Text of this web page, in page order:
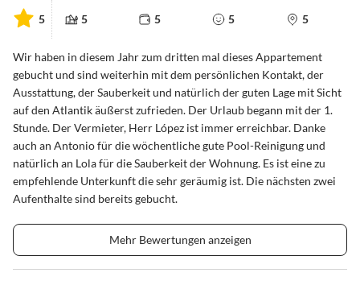
5 5 5 5 5
Wir haben in diesem Jahr zum dritten mal dieses Appartement
gebucht und sind weiterhin mit dem persönlichen Kontakt, der
Ausstattung, der Sauberkeit und natürlich der guten Lage mit Sicht
auf den Atlantik äußerst zufrieden. Der Urlaub begann mit der 1.
Stunde. Der Vermieter, Herr López ist immer erreichbar. Danke
auch an Antonio für die wöchentliche gute Pool-Reinigung und
natürlich an Lola für die Sauberkeit der Wohnung. Es ist eine zu
empfehlende Unterkunft die sehr geräumig ist. Die nächsten zwei
Aufenthalte sind bereits gebucht.
Mehr Bewertungen anzeigen